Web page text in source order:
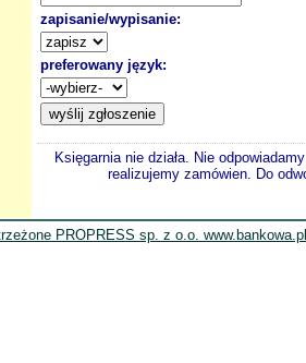
zapisanie/wypisanie:
preferowany język:
Księgarnia nie działa. Nie
realizujemy zamówien. Do
PROPRESS sp. z o.o.